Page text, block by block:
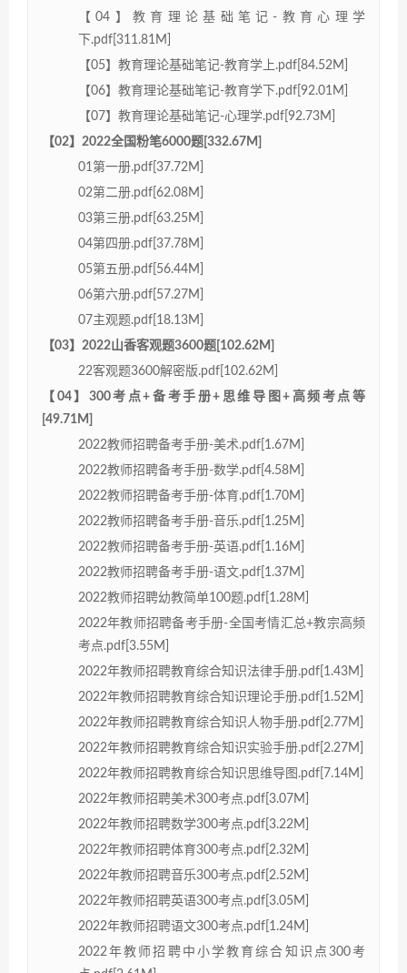
【04】教育理论基础笔记-教育心理学
下.pdf[311.81M]
【05】教育理论基础笔记-教育学上.pdf[84.52M]
【06】教育理论基础笔记-教育学下.pdf[92.01M]
【07】教育理论基础笔记-心理学.pdf[92.73M]
【02】2022全国粉笔6000题[332.67M]
01第一册.pdf[37.72M]
02第二册.pdf[62.08M]
03第三册.pdf[63.25M]
04第四册.pdf[37.78M]
05第五册.pdf[56.44M]
06第六册.pdf[57.27M]
07主观题.pdf[18.13M]
【03】2022山香客观题3600题[102.62M]
22客观题3600解密版.pdf[102.62M]
【04】300考点+备考手册+思维导图+高频考点等
[49.71M]
2022教师招聘备考手册-美术.pdf[1.67M]
2022教师招聘备考手册-数学.pdf[4.58M]
2022教师招聘备考手册-体育.pdf[1.70M]
2022教师招聘备考手册-音乐.pdf[1.25M]
2022教师招聘备考手册-英语.pdf[1.16M]
2022教师招聘备考手册-语文.pdf[1.37M]
2022教师招聘幼教简单100题.pdf[1.28M]
2022年教师招聘备考手册-全国考情汇总+教宗高频
考点.pdf[3.55M]
2022年教师招聘教育综合知识法律手册.pdf[1.43M]
2022年教师招聘教育综合知识理论手册.pdf[1.52M]
2022年教师招聘教育综合知识人物手册.pdf[2.77M]
2022年教师招聘教育综合知识实验手册.pdf[2.27M]
2022年教师招聘教育综合知识思维导图.pdf[7.14M]
2022年教师招聘美术300考点.pdf[3.07M]
2022年教师招聘数学300考点.pdf[3.22M]
2022年教师招聘体育300考点.pdf[2.32M]
2022年教师招聘音乐300考点.pdf[2.52M]
2022年教师招聘英语300考点.pdf[3.05M]
2022年教师招聘语文300考点.pdf[1.24M]
2022年教师招聘中小学教育综合知识点300考